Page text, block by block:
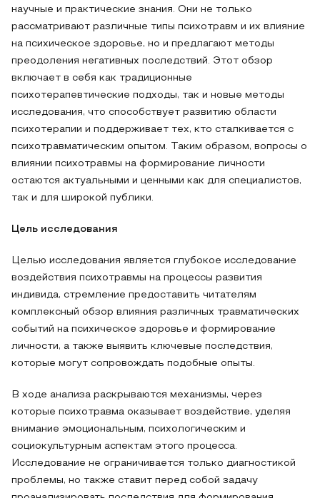
научные и практические знания. Они не только
рассматривают различные типы психотравм и их влияние
на психическое здоровье, но и предлагают методы
преодоления негативных последствий. Этот обзор
включает в себя как традиционные
психотерапевтические подходы, так и новые методы
исследования, что способствует развитию области
психотерапии и поддерживает тех, кто сталкивается с
психотравматическим опытом. Таким образом, вопросы о
влиянии психотравмы на формирование личности
остаются актуальными и ценными как для специалистов,
так и для широкой публики.
Цель исследования
Целью исследования является глубокое исследование
воздействия психотравмы на процессы развития
индивида, стремление предоставить читателям
комплексный обзор влияния различных травматических
событий на психическое здоровье и формирование
личности, а также выявить ключевые последствия,
которые могут сопровождать подобные опыты.
В ходе анализа раскрываются механизмы, через
которые психотравма оказывает воздействие, уделяя
внимание эмоциональным, психологическим и
социокультурным аспектам этого процесса.
Исследование не ограничивается только диагностикой
проблемы, но также ставит перед собой задачу